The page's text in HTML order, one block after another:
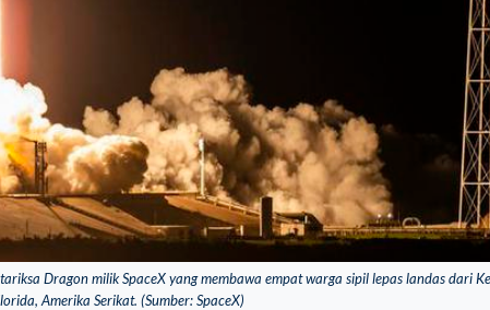
Dragon milik SpaceX yang membawa empat warga sipil lepas landas dari
Amerika Serikat. (Sumber: SpaceX)